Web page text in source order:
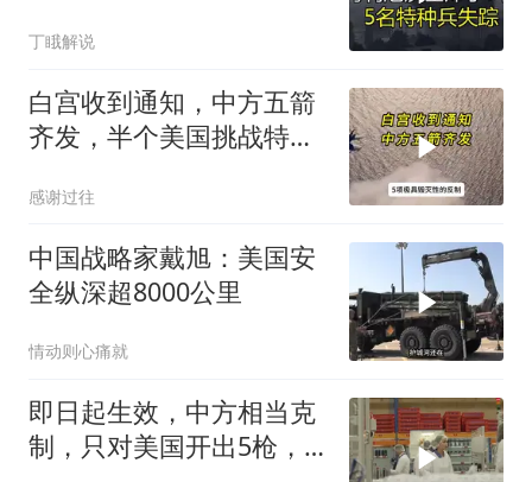
丁睋解说
白宫收到通知，中方五箭
齐发，半个美国挑战特朗
感谢过往
中国战略家戴旭：美国安
全纵深超8000公里
情动则心痛就
即日起生效，中方相当克
制，只对美国开出5枪，